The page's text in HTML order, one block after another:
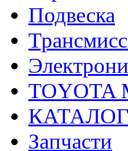
Подвеска
TOYOTA
КАТАЛОГ
Запчасти